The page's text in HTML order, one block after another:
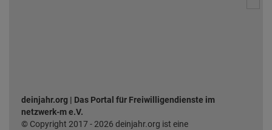
deinjahr.org | Das Portal für Freiwilligendienste im
netzwerk-m e.V.
© Copyright 2017 - 2026 deinjahr.org ist eine